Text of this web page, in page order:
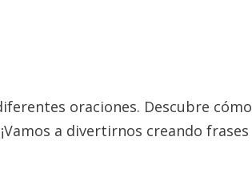
oraciones. Descubre cómo
a divertirnos creando frases